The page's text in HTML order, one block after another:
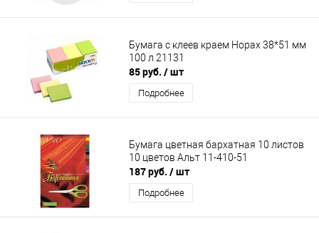
Бумага с клеев краем Hopax 38*51 мм
100 л 21131
85 руб. / шт
Подробнее
Бумага цветная бархатная 10 листов
10 цветов Альт 11-410-51
187 руб. / шт
Подробнее